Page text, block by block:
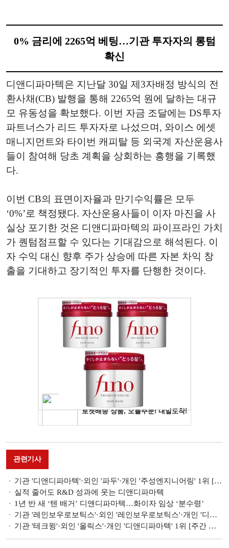
0% 금리에 2265억 베팅…기관 투자자의 롱텀
확신
디앤디파마텍은 지난달 30일 제3자배정 방식의 전
환사채(CB) 발행을 통해 2265억 원에 달하는 대규
모 유동성을 확보했다. 이번 자금 조달에는 DS투자
파트너스가 리드 투자자로 나섰으며, 와이스 에셋
매니지먼트와 타이번 캐피탈 등 외국계 자산운용사
들이 참여해 당초 계획을 상회하는 흥행을 기록했
다.
이번 CB의 표면이자율과 만기수익률은 모두
‘0%’로 책정됐다. 자산운용사들이 이자 마진을 사
실상 포기한 것은 디앤디파마텍의 파이프라인 가치
가 퀀텀점프할 수 있다는 기대감으로 해석된다. 이
자 수익 대신 향후 주가 상승에 따른 자본 차익 창
출을 기대하고 장기적인 투자를 단행한 것이다.
관련기사
기관 '디앤디파마텍'·외인 '파두'·개인 '주성엔지니어링' 1위 [주간 코스닥 순매수- 2026년 5월26일~5월29일]
실적 줄어도 R&D 성과에 웃는 디앤디파마텍
1년 반 새 ‘텐 배거’ 디앤디파마텍…화이자 임상 ‘분수령’
기관 '레인보우로보틱스'·외인 '레인보우로보틱스'·개인 '디앤디파마텍' 1위 [주간 코스닥 순매수- 2026년 1월12일~1월16일]
기관 '테크윙'·외인 '올릭스'·개인 '디앤디파마텍' 1위 [주간 코스닥 순매수- 2025년 9월1일~9월5일]